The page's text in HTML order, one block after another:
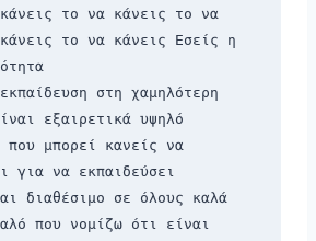
το να κάνεις το να
το να κάνεις Εσείς η
εξαιρετικά υψηλό
που μπορεί κανείς να
για να εκπαιδεύσει
που νομίζω ότι είναι